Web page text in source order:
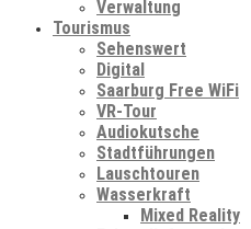
Verwaltung
Tourismus
Sehenswert
Digital
Saarburg Free WiFi
VR-Tour
Audiokutsche
Stadtführungen
Lauschtouren
Wasserkraft
Mixed Reality